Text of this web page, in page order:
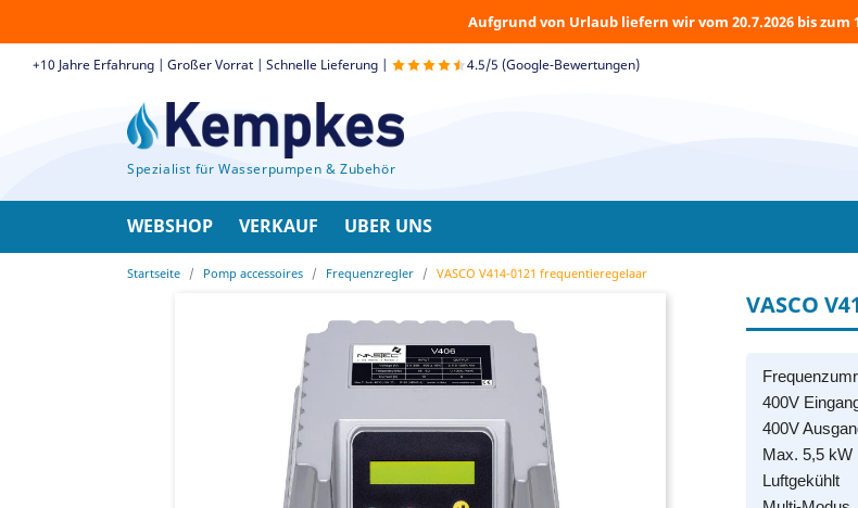
Aufgrund von Urlaub liefern wir vom 20.7.2026 bis zum
+10 Jahre Erfahrung | Großer Vorrat | Schnelle Lieferung | 4.5/5 (Google-Bewertungen)
Spezialist für Wasserpumpen & Zubehör
WEBSHOP VERKAUF UBER UNS
Startseite Pomp accessoires Frequenzregler VASCO V414-0121 frequentieregelaar
VASCO
400V
400V
Max. 5,5 kW
Luftgekühlt